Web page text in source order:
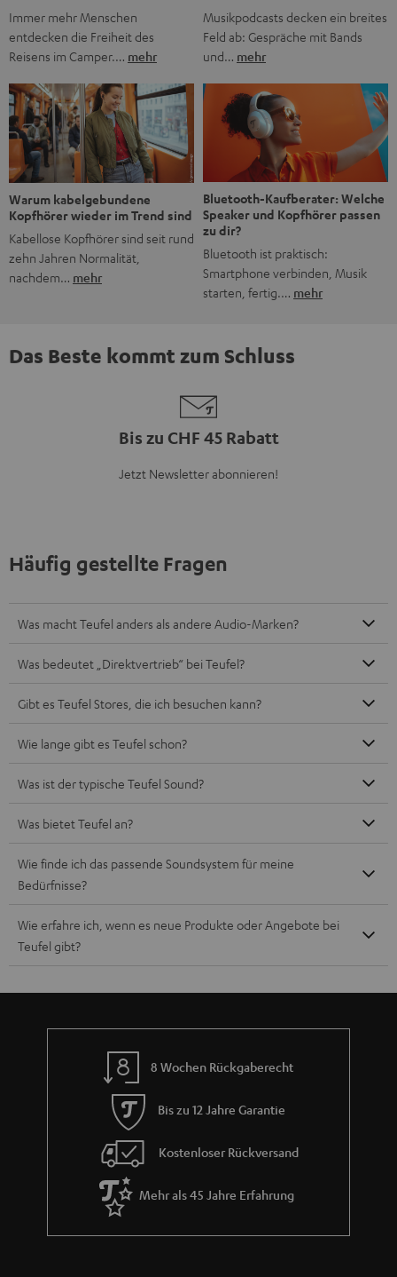
Immer mehr Menschen
entdecken die Freiheit des
Reisens im Camper.… mehr
Musikpodcasts decken ein breites
Feld ab: Gespräche mit Bands
und… mehr
Warum kabelgebundene
Kopfhörer wieder im Trend sind
Kabellose Kopfhörer sind seit rund
zehn Jahren Normalität,
nachdem… mehr
Bluetooth-Kaufberater: Welche
Speaker und Kopfhörer passen
zu dir?
Bluetooth ist praktisch:
Smartphone verbinden, Musik
starten, fertig.… mehr
Das Beste kommt zum Schluss
Bis zu CHF 45 Rabatt
Jetzt Newsletter abonnieren!
Häufig gestellte Fragen
Was macht Teufel anders als andere Audio-Marken?
Was bedeutet „Direktvertrieb“ bei Teufel?
Gibt es Teufel Stores, die ich besuchen kann?
Wie lange gibt es Teufel schon?
Was ist der typische Teufel Sound?
Was bietet Teufel an?
Wie finde ich das passende Soundsystem für meine
Bedürfnisse?
Wie erfahre ich, wenn es neue Produkte oder Angebote bei
Teufel gibt?
8 Wochen Rückgaberecht
Bis zu 12 Jahre Garantie
Kostenloser Rückversand
Mehr als 45 Jahre Erfahrung